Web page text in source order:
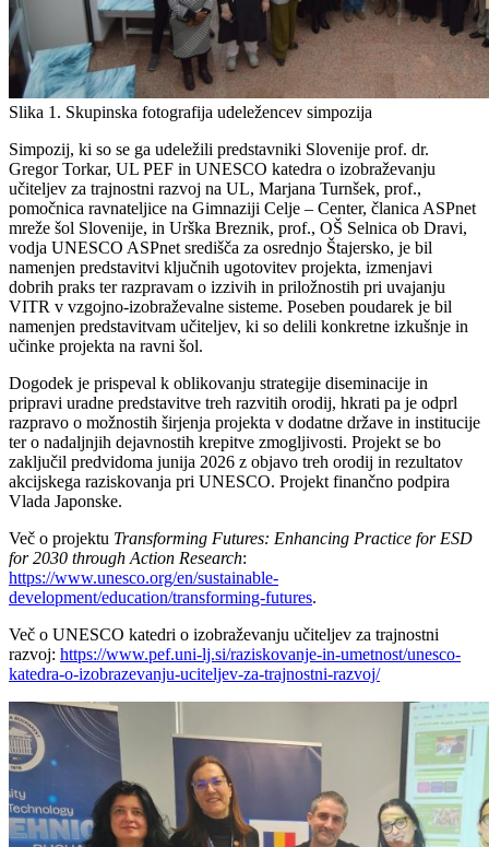
Slika 1. Skupinska fotografija udeležencev simpozija
Simpozij, ki so se ga udeležili predstavniki Slovenije prof. dr.
Gregor Torkar, UL PEF in UNESCO katedra o izobraževanju
učiteljev za trajnostni razvoj na UL, Marjana Turnšek, prof.,
pomočnica ravnateljice na Gimnaziji Celje – Center, članica ASPnet
mreže šol Slovenije, in Urška Breznik, prof., OŠ Selnica ob Dravi,
vodja UNESCO ASPnet središča za osrednjo Štajersko, je bil
namenjen predstavitvi ključnih ugotovitev projekta, izmenjavi
dobrih praks ter razpravam o izzivih in priložnostih pri uvajanju
VITR v vzgojno-izobraževalne sisteme. Poseben poudarek je bil
namenjen predstavitvam učiteljev, ki so delili konkretne izkušnje in
učinke projekta na ravni šol.
Dogodek je prispeval k oblikovanju strategije diseminacije in
pripravi uradne predstavitve treh razvitih orodij, hkrati pa je odprl
razpravo o možnostih širjenja projekta v dodatne države in institucije
ter o nadaljnjih dejavnostih krepitve zmogljivosti. Projekt se bo
zaključil predvidoma junija 2026 z objavo treh orodij in rezultatov
akcijskega raziskovanja pri UNESCO. Projekt finančno podpira
Vlada Japonske.
Več o projektu Transforming Futures: Enhancing Practice for ESD
for 2030 through Action Research:
https://www.unesco.org/en/sustainable-
development/education/transforming-futures.
Več o UNESCO katedri o izobraževanju učiteljev za trajnostni
razvoj: https://www.pef.uni-lj.si/raziskovanje-in-umetnost/unesco-
katedra-o-izobrazevanju-uciteljev-za-trajnostni-razvoj/